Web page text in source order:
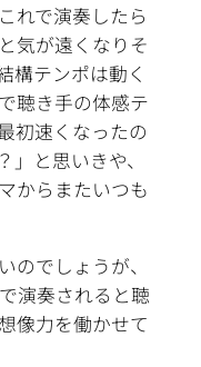
れで演奏したら
気が遠くなりそ
構テンポは動く
聴き手の体感テ
初速くなったの
と思いきや、
からまたいつも
のでしょうが、
演奏されると聴
像力を働かせて